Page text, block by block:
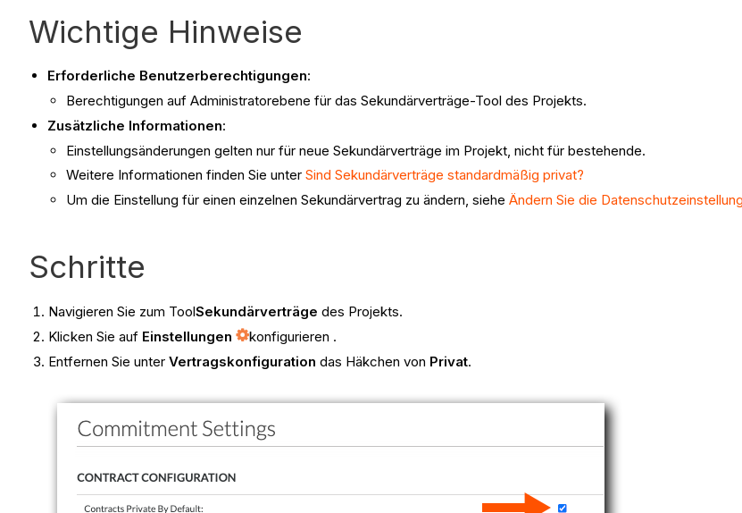
Wichtige Hinweise
Erforderliche Benutzerberechtigungen:
Berechtigungen auf Administratorebene für das Sekundärverträge-Tool des Projekts.
Zusätzliche Informationen:
Einstellungsänderungen gelten nur für neue Sekundärverträge im Projekt, nicht für bestehende.
Weitere Informationen finden Sie unter Sind Sekundärverträge standardmäßig privat?
Um die Einstellung für einen einzelnen Sekundärvertrag zu ändern, siehe Ändern Sie die
Schritte
Navigieren Sie zum ToolSekundärverträge des Projekts.
Klicken Sie auf Einstellungen
konfigurieren .
Entfernen Sie unterVertragskonfiguration das Häkchen von Privat.